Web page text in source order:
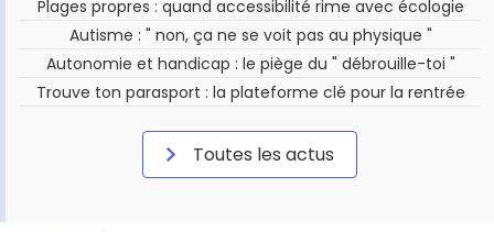
Plages propres : quand accessibilité rime avec écologie
Autisme : " non, ça ne se voit pas au physique "
Autonomie et handicap : le piège du " débrouille-toi "
Trouve ton parasport : la plateforme clé pour la rentrée
Toutes les actus